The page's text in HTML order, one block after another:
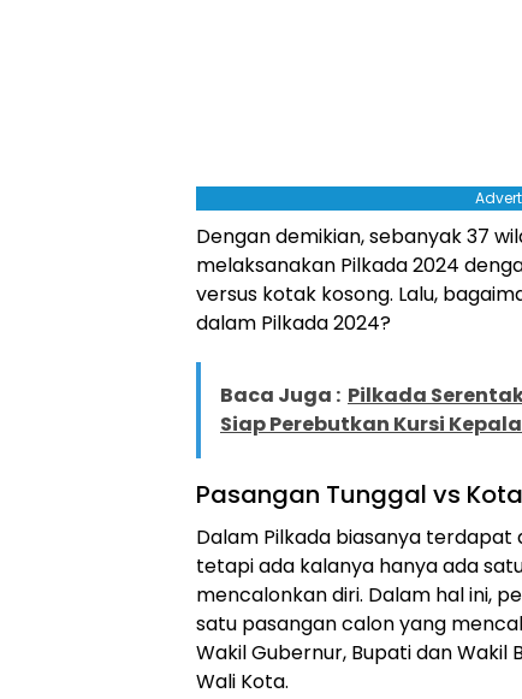
Dengan demikian, sebanyak 37
melaksanakan Pilkada 2024
versus kotak kosong. Lalu,
dalam Pilkada 2024?
Baca Juga : Pilkada
Siap Perebutkan Kursi
Pasangan Tunggal vs
Dalam Pilkada biasanya terdapat
tetapi ada kalanya hanya ada
mencalonkan diri. Dalam hal ini,
satu pasangan calon yang
Wakil Gubernur, Bupati dan Wakil
Wali Kota.